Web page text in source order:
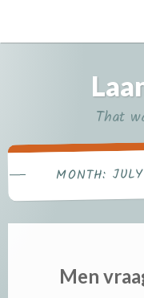
That
MONTH:
Men